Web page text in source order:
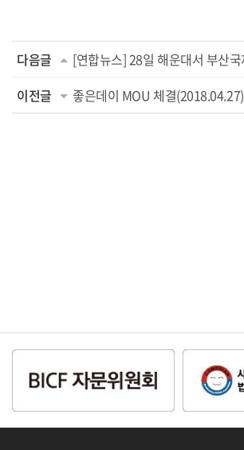
다음글
이전글
좋은데이 MOU 체결(2018.04.27)